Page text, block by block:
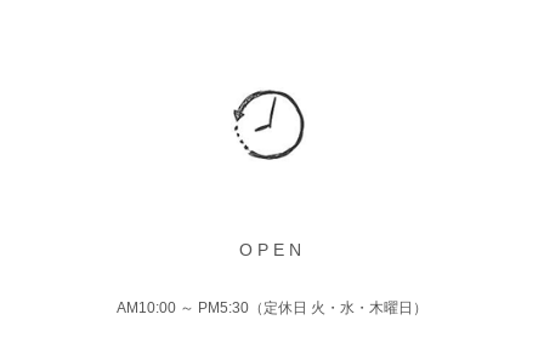
OPEN
AM10:00 ～ PM5:30（定休日 火・水・木曜日）